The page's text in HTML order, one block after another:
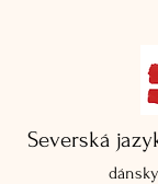
Severská